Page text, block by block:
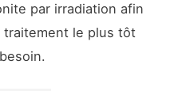
par irradiation afin
traitement le plus tôt